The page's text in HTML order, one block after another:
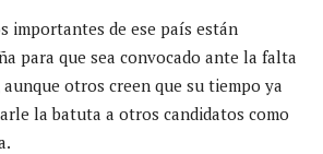
importantes de ese país están
para que sea convocado ante la falta
otros creen que su tiempo ya
la batuta a otros candidatos como